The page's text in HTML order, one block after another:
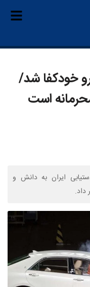
خودکفا شد/
است
ایران به دانش و
داد.